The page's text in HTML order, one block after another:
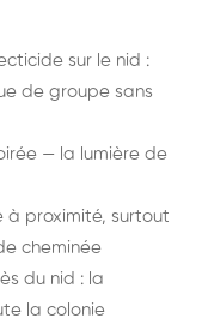
sur le nid :
de groupe sans
— la lumière de
à proximité, surtout
cheminée
du nid : la
la colonie